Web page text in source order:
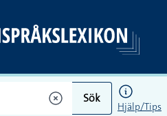
Sök
Hjälp/Tips